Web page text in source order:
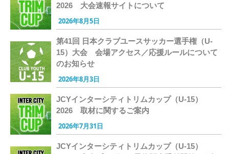
2026 大会速報サイトについて
2026年8月5日
第41回 日本クラブユースサッカー選手権（U-
15）大会 会場アクセス／応援ルールについて
のお知らせ
2026年8月3日
JCYインターシティトリムカップ（U-15）
2026 取材に関するご案内
2026年7月31日
JCYインターシティトリムカップ（U-15）